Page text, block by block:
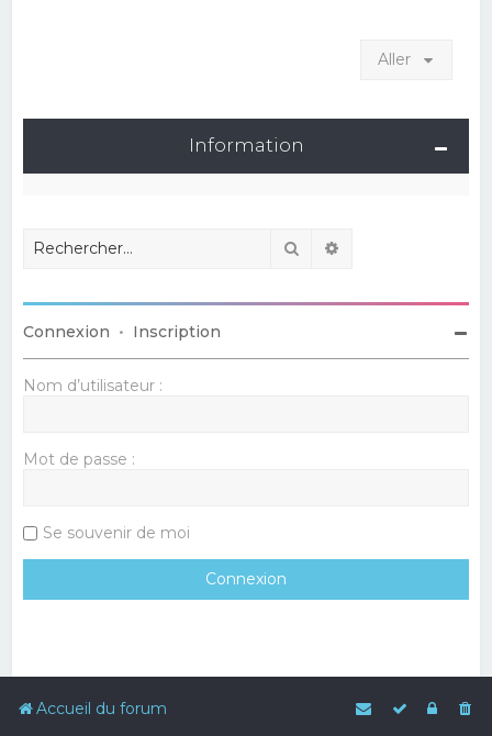
Aller
Information
Rechercher
Connexion • Inscription
Nom d’utilisateur :
Mot de passe :
Se souvenir de moi
Accueil du forum